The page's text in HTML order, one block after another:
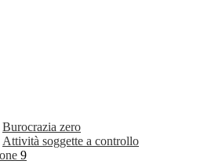
Burocrazia zero
Attività soggette a controllo
9